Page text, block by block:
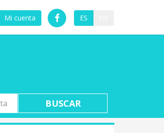
Mi cuenta ES